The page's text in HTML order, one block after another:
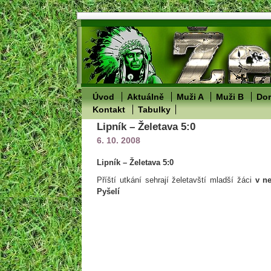
Úvod Aktuálně Muži A Muži B
Kontakt
Tabulky
Lipník – Želetava 5:0
6. 10. 2008
Lipník – Želetava 5:0
Příští utkání sehrají želetavští mladší žáci v
Pyšelí